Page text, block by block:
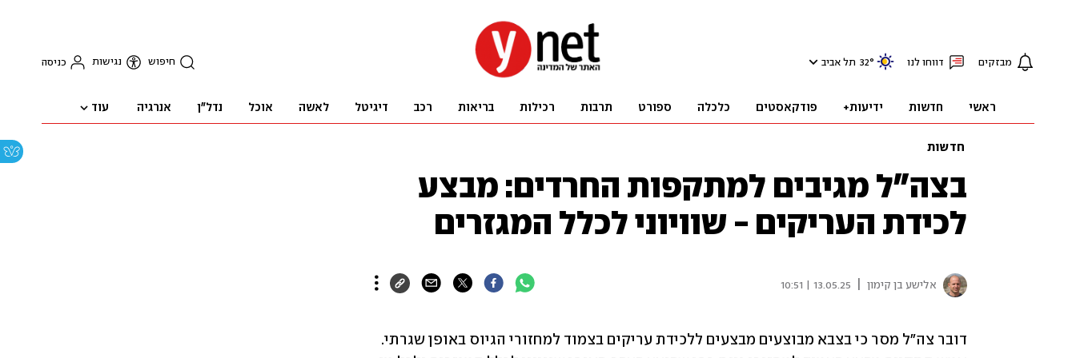
מבזקים דווחו לנו 32° תל אביב חיפוש נגישות כניסה
ראשי חדשות ידיעות+ פודקאסטים כלכלה ספורט תרבות רכילות בריאות רכב דיגיטל לאשה אוכל נדל"ן אנרגיה עוד
חדשות
בצה"ל מגיבים למתקפות החרדים: מבצע
לכידת העריקים - שוויוני לכלל המגזרים
אלישע בן קימון 13.05.25 | 10:51